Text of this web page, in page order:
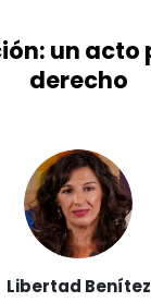
un acto
derecho
Libertad Benítez